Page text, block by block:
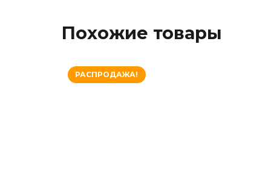
Похожие товары
РАСПРОДАЖА!